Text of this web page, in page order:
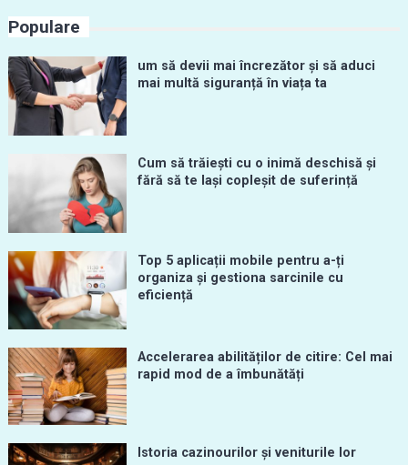
Populare
um să devii mai încrezător și să aduci
mai multă siguranță în viața ta
Cum să trăiești cu o inimă deschisă și
fără să te lași copleșit de suferință
Top 5 aplicații mobile pentru a-ți
organiza și gestiona sarcinile cu
eficiență
Accelerarea abilităților de citire: Cel mai
rapid mod de a îmbunătăți
Istoria cazinourilor și veniturile lor